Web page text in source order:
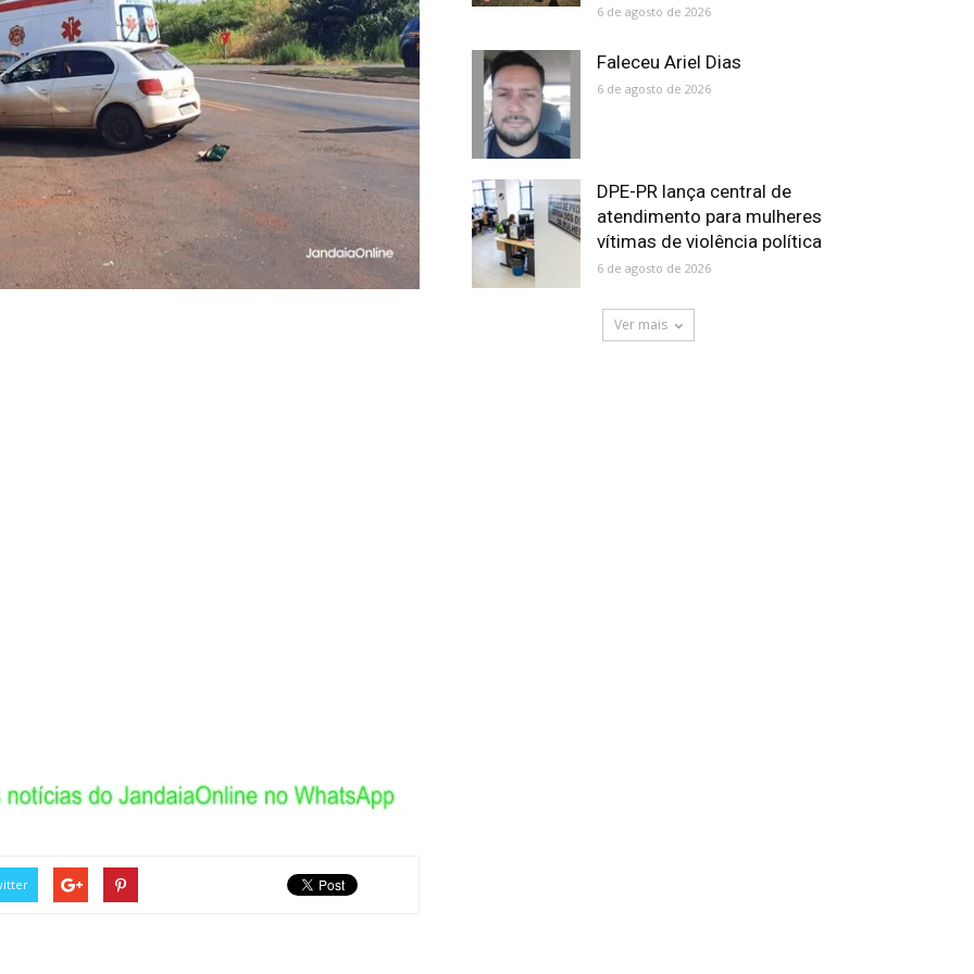
6 de agosto de 2026
Faleceu Ariel Dias
6 de agosto de 2026
DPE-PR lança central de
atendimento para mulheres
vítimas de violência política
6 de agosto de 2026
Ver mais